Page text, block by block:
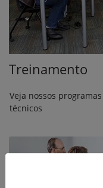
Treinamento
Veja nossos
técnicos